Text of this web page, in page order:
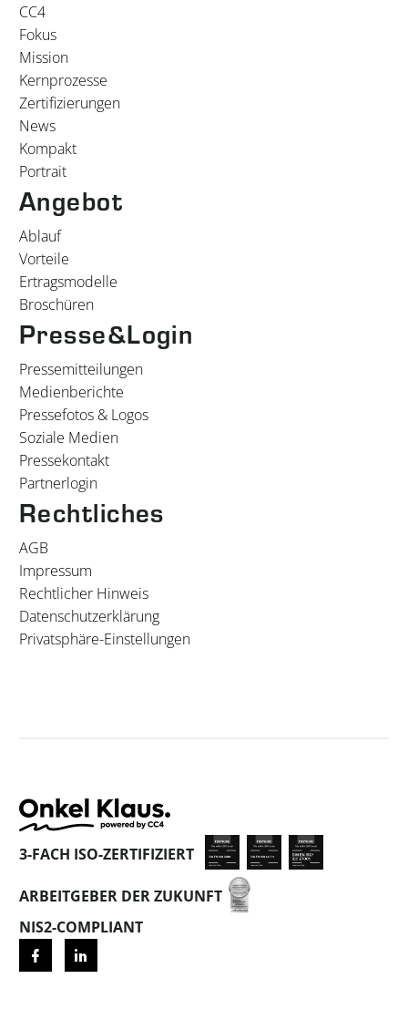
CC4
Fokus
Mission
Kernprozesse
Zertifizierungen
News
Kompakt
Portrait
Angebot
Ablauf
Vorteile
Ertragsmodelle
Broschüren
Presse&Login
Pressemitteilungen
Medienberichte
Pressefotos & Logos
Soziale Medien
Pressekontakt
Partnerlogin
Rechtliches
AGB
Impressum
Rechtlicher Hinweis
Datenschutzerklärung
Privatsphäre-Einstellungen
3-FACH ISO-ZERTIFIZIERT
ARBEITGEBER DER ZUKUNFT
NIS2-COMPLIANT